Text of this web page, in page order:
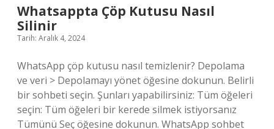
Whatsappta Çöp Kutusu Nasıl
Silinir
Tarih: Aralık 4, 2024
WhatsApp çöp kutusu nasıl temizlenir? Depolama
ve veri > Depolamayı yönet öğesine dokunun. Belirli
bir sohbeti seçin. Şunları yapabilirsiniz: Tüm öğeleri
seçin: Tüm öğeleri bir kerede silmek istiyorsanız
Tümünü Seç öğesine dokunun. WhatsApp sohbet